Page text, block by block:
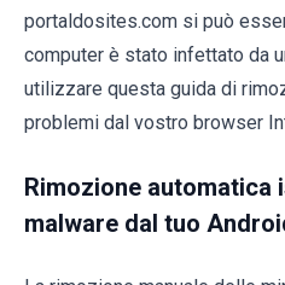
portaldosites.com si può
computer è stato infettato da
utilizzare questa guida di
problemi dal vostro browser
Rimozione automatica
malware dal tuo